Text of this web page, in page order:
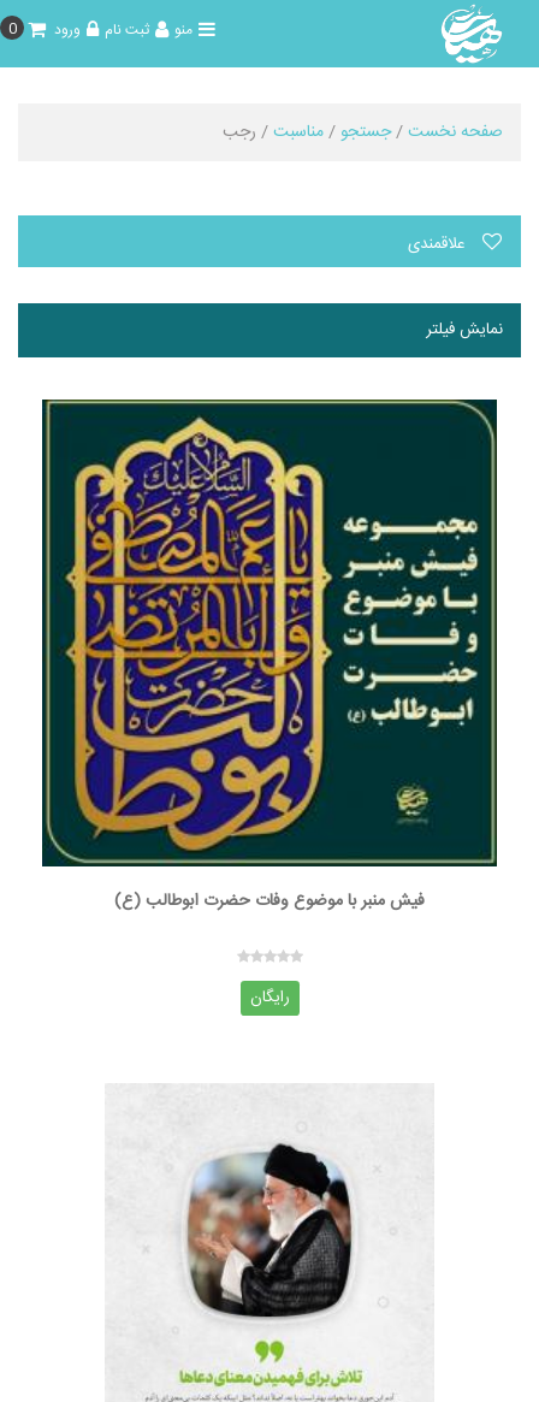
0 ورود ثبت نام منو
صفحه نخست/جستجو/مناسبت/ رجب
علاقمندی
نمایش فیلتر
فیش منبر با موضوع وفات حضرت ابوطالب (ع)
رایگان